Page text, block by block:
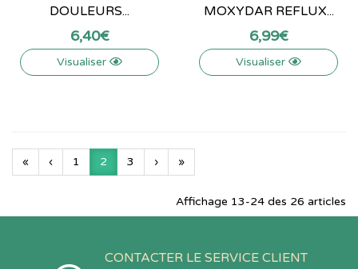
DOULEURS...
6,40€
Visualiser
MOXYDAR REFLUX...
6,99€
Visualiser
« ‹ 1 2 3 › »
Affichage 13-24 des 26 articles
CONTACTER LE SERVICE CLIENT